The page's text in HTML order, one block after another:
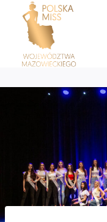
Przejdź